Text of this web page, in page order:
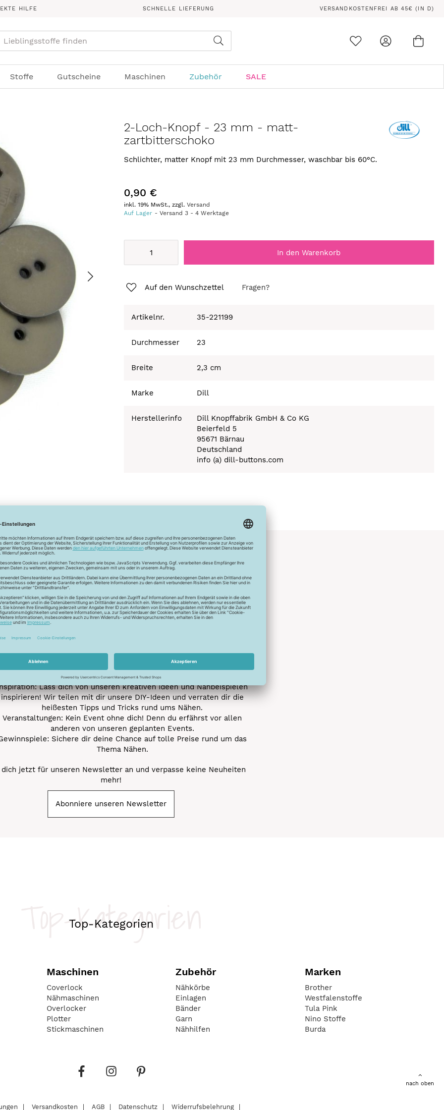
HILFE SCHNELLE LIEFERUNG VERSANDKOSTENFREI AB 45€ (IN D)
Stoffe Gutscheine Maschinen Zubehör SALE
2-Loch-Knopf - 23 mm - matt-
zartbitterschoko
Schlichter, matter Knopf mit 23 mm Durchmesser, waschbar bis 60°C.
0,90 €
inkl. 19% MwSt., zzgl.Versand
Auf Lager
Versand3 -4 Werktage
In den Warenkorb
Auf den Wunschzettel Fragen?
Artikelnr. 35-221199
Durchmesser 23
Breite 2,3 cm
Marke Dill
Herstellerinfo
Dill Knopffabrik GmbH & Co KG
Beierfeld 5
95671 Bärnau
Deutschland
info (a) dill-buttons.com
Unser Newsletter
Newsletter
jetzt unseren exklusiven Newsletter und profitiere von zahlreichen
Vorteilen:
Aktionen und Rabatte: Als Newsletter Abonnent erfährst du als erstes
Neue Stoffe entdecken: Wir informieren dich regelmäßig über die
neuesten Stofftrends der Saison. Plane mit uns deine neuen
Nähprojekte.
Lass dich von unseren kreativen Ideen und Nähbeispielen
inspirieren! Wir teilen mit dir unsere DIY-Ideen und verraten dir die
heißesten Tipps und Tricks rund ums Nähen.
Veranstaltungen: Kein Event ohne dich! Denn du erfährst vor allen
anderen von unseren geplanten Events.
Sichere dir deine Chance auf tolle Preise rund um das
Thema Nähen.
dich jetzt für unseren Newsletter an und verpasse keine Neuheiten
mehr!
Abonniere unseren Newsletter
Top-Kategorien
Top-Kategorien
Maschinen
Coverlock
Nähmaschinen
Overlocker
Plotter
Stickmaschinen
Zubehör
Nähkörbe
Einlagen
Bänder
Garn
Nähhilfen
Marken
Brother
Westfalenstoffe
Tula Pink
Nino Stoffe
Burda
nach oben
Versandkosten AGB Datenschutz Widerrufsbelehrung